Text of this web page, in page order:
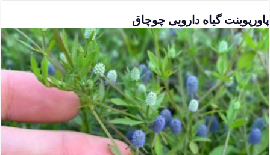
پاورپوینت گیاه دارویی چوچاق